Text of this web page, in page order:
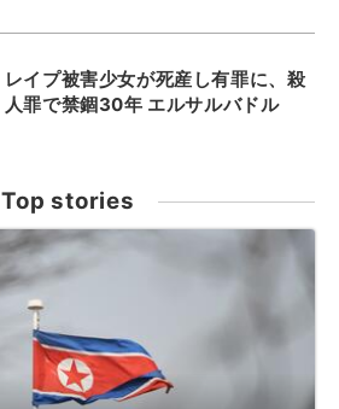
レイプ被害少女が死産し有罪に、殺
人罪で禁錮30年 エルサルバドル
Top stories